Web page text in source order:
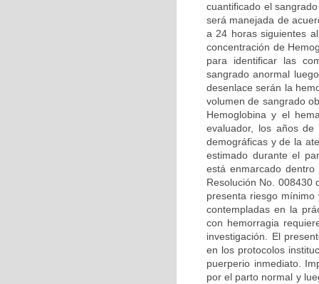
cuantificado el
será manejada de
a 24 horas siguientes
concentración de
para identificar las
sangrado anormal
desenlace serán la
volumen de sangrado
Hemoglobina y el
evaluador, los años
demográficas y de la
estimado durante el
está enmarcado
Resolución No. 008430
presenta riesgo
contempladas en la
con hemorragia
investigación. El
en los protocolos
puerperio inmediato.
por el parto normal y